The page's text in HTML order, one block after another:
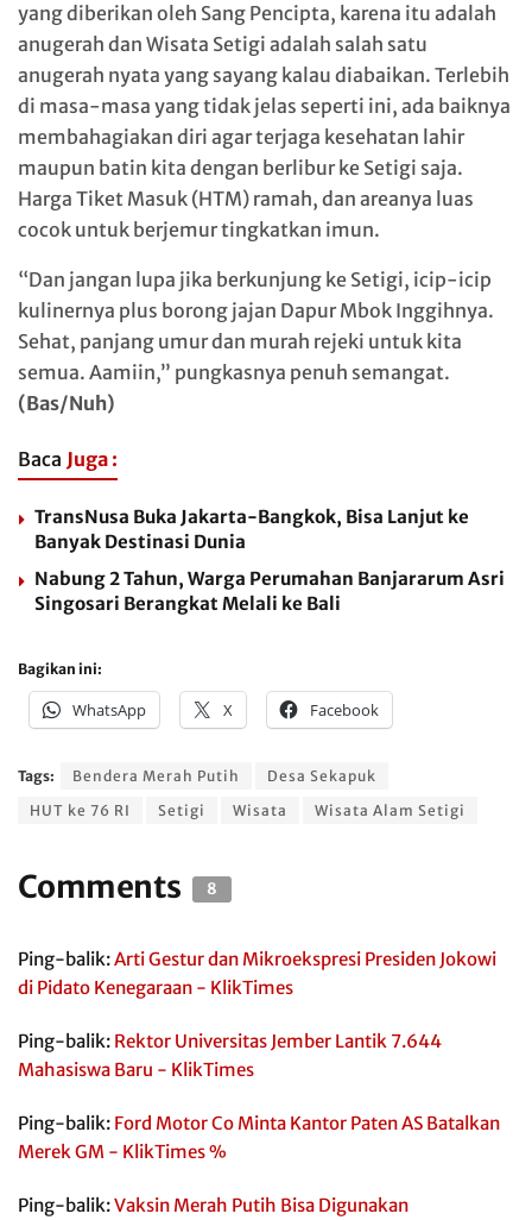
yang diberikan oleh Sang Pencipta, karena itu adalah
anugerah dan Wisata Setigi adalah salah satu
anugerah nyata yang sayang kalau diabaikan. Terlebih
di masa-masa yang tidak jelas seperti ini, ada baiknya
membahagiakan diri agar terjaga kesehatan lahir
maupun batin kita dengan berlibur ke Setigi saja.
Harga Tiket Masuk (HTM) ramah, dan areanya luas
cocok untuk berjemur tingkatkan imun.
“Dan jangan lupa jika berkunjung ke Setigi, icip-icip
kulinernya plus borong jajan Dapur Mbok Inggihnya.
Sehat, panjang umur dan murah rejeki untuk kita
semua. Aamiin,” pungkasnya penuh semangat.
(Bas/Nuh)
Baca Juga :
TransNusa Buka Jakarta-Bangkok, Bisa Lanjut ke
Banyak Destinasi Dunia
Nabung 2 Tahun, Warga Perumahan Banjararum Asri
Singosari Berangkat Melali ke Bali
Bagikan ini:
WhatsApp X Facebook
Tags: Bendera Merah Putih
Desa Sekapuk
HUT ke 76 RI
Setigi Wisata Wisata Alam Setigi
Comments 8
Ping-balik:Arti Gestur dan Mikroekspresi Presiden Jokowi
di Pidato Kenegaraan - KlikTimes
Ping-balik: Rektor Universitas Jember Lantik 7.644
Mahasiswa Baru - KlikTimes
Ping-balik: Ford Motor Co Minta Kantor Paten AS Batalkan
Merek GM - KlikTimes %
Ping-balik:Vaksin Merah Putih Bisa Digunakan